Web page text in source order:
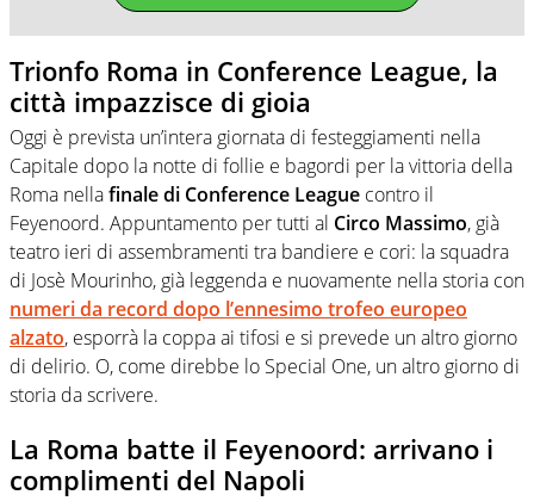
Trionfo Roma in Conference League, la
città impazzisce di gioia
Oggi è prevista un’intera giornata di festeggiamenti nella
Capitale dopo la notte di follie e bagordi per la vittoria della
Roma nellafinale di Conference League contro il
Feyenoord. Appuntamento per tutti al Circo Massimo, già
teatro ieri di assembramenti tra bandiere e cori: la squadra
di Josè Mourinho, già leggenda e nuovamente nella storia con
numeri da record dopo l’ennesimo trofeo europeo
alzato, esporrà la coppa ai tifosi e si prevede un altro giorno
di delirio. O, come direbbe lo Special One, un altro giorno di
storia da scrivere.
La Roma batte il Feyenoord: arrivano i
complimenti del Napoli